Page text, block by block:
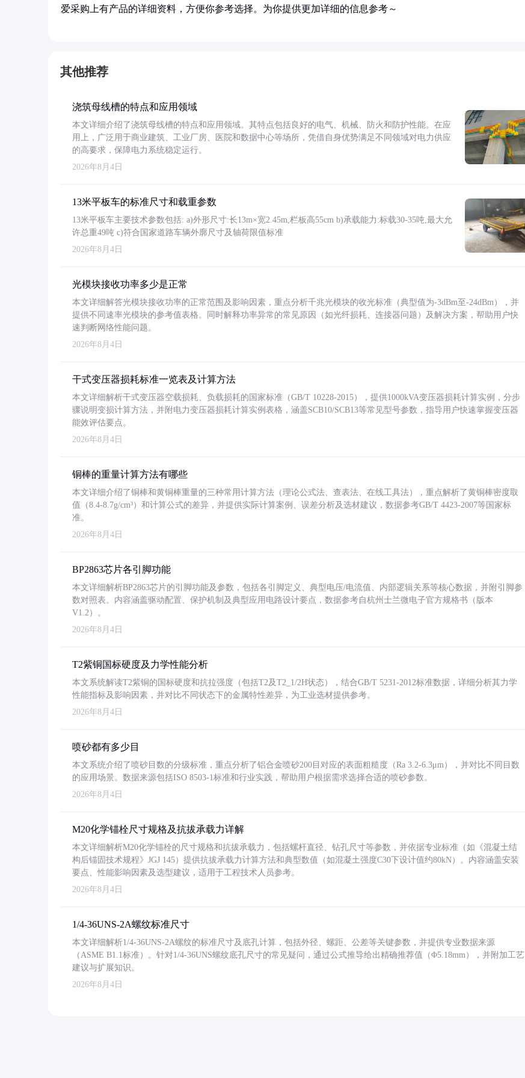
爱采购上有产品的详细资料，方便你参考选择。为你提供更加详细的信息参考～
其他推荐
浇筑母线槽的特点和应用领域
本文详细介绍了浇筑母线槽的特点和应用领域。其特点包括良好的电气、机械、防火和防护性能。在应
用上，广泛用于商业建筑、工业厂房、医院和数据中心等场所，凭借自身优势满足不同领域对电力供应
的高要求，保障电力系统稳定运行。
2026年8月4日
13米平板车的标准尺寸和载重参数
13米平板车主要技术参数包括: a)外形尺寸:长13m×宽2.45m,栏板高55cm b)承载能力:标载30-35吨,最大允
许总重49吨 c)符合国家道路车辆外廓尺寸及轴荷限值标准
2026年8月4日
光模块接收功率多少是正常
本文详细解答光模块接收功率的正常范围及影响因素，重点分析千兆光模块的收光标准（典型值为-3dBm至-24dBm），并
提供不同速率光模块的参考值表格。同时解释功率异常的常见原因（如光纤损耗、连接器问题）及解决方案，帮助用户快
速判断网络性能问题。
2026年8月4日
干式变压器损耗标准一览表及计算方法
本文详细解析干式变压器空载损耗、负载损耗的国家标准（GB/T 10228-2015），提供1000kVA变压器损耗计算实例，分步
骤说明变损计算方法，并附电力变压器损耗计算实例表格，涵盖SCB10/SCB13等常见型号参数，指导用户快速掌握变压器
能效评估要点。
2026年8月4日
铜棒的重量计算方法有哪些
本文详细介绍了铜棒和黄铜棒重量的三种常用计算方法（理论公式法、查表法、在线工具法），重点解析了黄铜棒密度取
值（8.4-8.7g/cm³）和计算公式的差异，并提供实际计算案例、误差分析及选材建议，数据参考GB/T 4423-2007等国家标
准。
2026年8月4日
BP2863芯片各引脚功能
本文详细解析BP2863芯片的引脚功能及参数，包括各引脚定义、典型电压/电流值、内部逻辑关系等核心数据，并附引脚参
数对照表。内容涵盖驱动配置、保护机制及典型应用电路设计要点，数据参考自杭州士兰微电子官方规格书（版本
V1.2）。
2026年8月4日
T2紫铜国标硬度及力学性能分析
本文系统解读T2紫铜的国标硬度和抗拉强度（包括T2及T2_1/2H状态），结合GB/T 5231-2012标准数据，详细分析其力学
性能指标及影响因素，并对比不同状态下的金属特性差异，为工业选材提供参考。
2026年8月4日
喷砂都有多少目
本文系统介绍了喷砂目数的分级标准，重点分析了铝合金喷砂200目对应的表面粗糙度（Ra 3.2-6.3μm），并对比不同目数
的应用场景。数据来源包括ISO 8503-1标准和行业实践，帮助用户根据需求选择合适的喷砂参数。
2026年8月4日
M20化学锚栓尺寸规格及抗拔承载力详解
本文详细解析M20化学锚栓的尺寸规格和抗拔承载力，包括螺杆直径、钻孔尺寸等参数，并依据专业标准（如《混凝土结
构后锚固技术规程》JGJ 145）提供抗拔承载力计算方法和典型数值（如混凝土强度C30下设计值约80kN）。内容涵盖安装
要点、性能影响因素及选型建议，适用于工程技术人员参考。
2026年8月4日
1/4-36UNS-2A螺纹标准尺寸
本文详细解析1/4-36UNS-2A螺纹的标准尺寸及底孔计算，包括外径、螺距、公差等关键参数，并提供专业数据来源
（ASME B1.1标准）。针对1/4-36UNS螺纹底孔尺寸的常见疑问，通过公式推导给出精确推荐值（Φ5.18mm），并附加工艺
建议与扩展知识。
2026年8月4日